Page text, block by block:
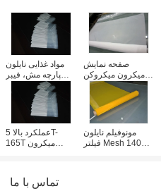
مواد غذایی نایلون
پارچه مش، فیبر
نایلون فیلتر هوا مش
5T-165T تعداد
صفحه نمایش
میکرون میکروکن
فیلتر Mesh Neilon
Weave برای
کارخانه میلینگ / آرد
عملکرد بالا 5T-
165T میکرون
مونوفیلم نایلون
فیلتر Mesh 140
تماس با ما